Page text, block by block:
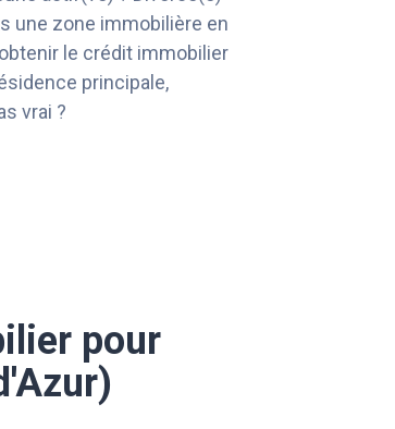
une zone immobilière en
le crédit immobilier
principale,
vrai ?
pour